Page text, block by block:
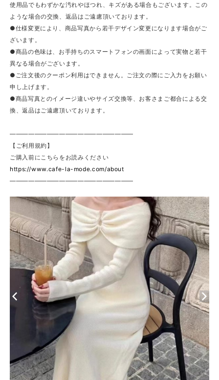
使用品でもわずかな汚れやほつれ、キズがある場合もございます。この
ような場合の交換、返品はご遠慮頂いております。
●仕様変更により、商品写真から若干デザイン変更になります場合がご
ざいます。
●商品の色味は、お手持ちのスマートフォンの画面によって実物と若干
異なる場合がございます。
●ご注文後のクーポン利用はできません。ご注文の際にご入力をお願い
申し上げます。
●商品写真とのイメージ違いやサイズ交換等、お客さまご都合による交
換、返品はご遠慮頂いております。
————————————————————
【ご利用規約】
ご購入前にこちらをお読みください
https://www.cafe-la-mode.com/about
————————————————————